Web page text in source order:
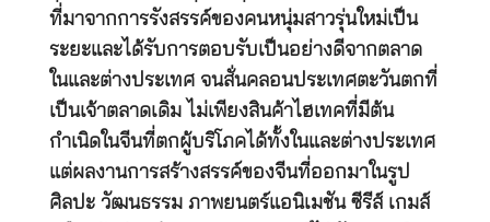
ที่มาจากการรังสรรค์ของคนหนุ่มสาวรุ่นใหม่เป็น
ระยะและได้รับการตอบรับเป็นอย่างดีจากตลาด
ในและต่างประเทศ จนสั่นคลอนประเทศตะวันตกที่
เป็นเจ้าตลาดเดิม ไม่เพียงสินค้าไฮเทคที่มีต้น
กำเนิดในจีนที่ตกผู้บริโภคได้ทั้งในและต่างประเทศ
แต่ผลงานการสร้างสรรค์ของจีนที่ออกมาในรูป
ศิลปะ วัฒนธรรม ภาพยนตร์แอนิเมชัน ซีรีส์ เกมส์